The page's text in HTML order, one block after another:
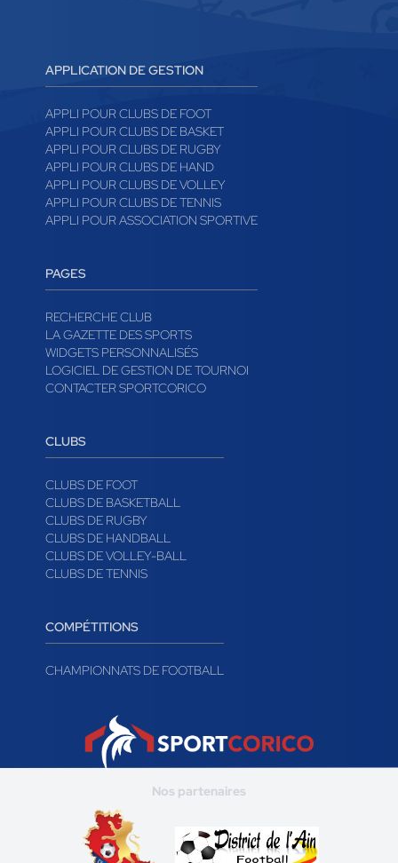
APPLICATION DE GESTION
APPLI POUR CLUBS DE FOOT
APPLI POUR CLUBS DE BASKET
APPLI POUR CLUBS DE RUGBY
APPLI POUR CLUBS DE HAND
APPLI POUR CLUBS DE VOLLEY
APPLI POUR CLUBS DE TENNIS
APPLI POUR ASSOCIATION SPORTIVE
PAGES
RECHERCHE CLUB
LA GAZETTE DES SPORTS
WIDGETS PERSONNALISÉS
LOGICIEL DE GESTION DE TOURNOI
CONTACTER SPORTCORICO
CLUBS
CLUBS DE FOOT
CLUBS DE BASKETBALL
CLUBS DE RUGBY
CLUBS DE HANDBALL
CLUBS DE VOLLEY-BALL
CLUBS DE TENNIS
COMPÉTITIONS
CHAMPIONNATS DE FOOTBALL
Nos partenaires